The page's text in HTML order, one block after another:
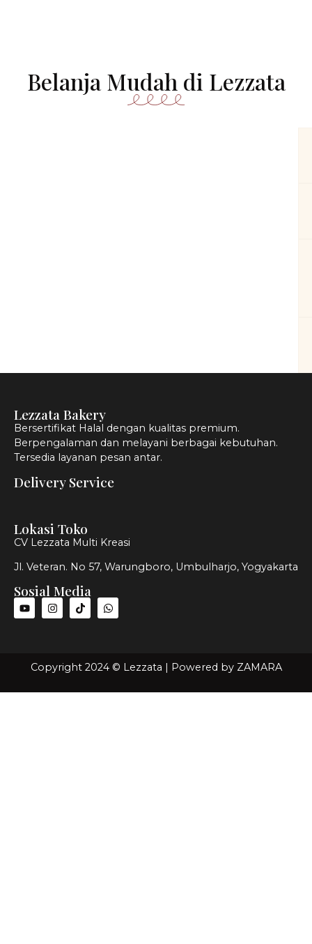
Belanja Mudah di Lezzata
Lezzata Bakery
Bersertifikat Halal dengan kualitas premium.
Berpengalaman dan melayani berbagai kebutuhan.
Tersedia layanan pesan antar.
Delivery Service
Lokasi Toko
CV Lezzata Multi Kreasi
Jl. Veteran. No 57, Warungboro, Umbulharjo, Yogyakarta
Sosial Media
Copyright 2024 © Lezzata | Powered by ZAMARA